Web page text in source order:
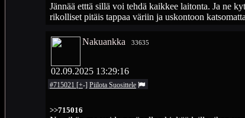
Jännää etttä sillä voi tehdä kaikkee laitonta. Ja ne
rikolliset pitäis tappaa väriin ja uskontoon
Nakuankka 33635
02.09.2025 13:29:16
#715021 [+-] Piilota Suosittele
>>715016